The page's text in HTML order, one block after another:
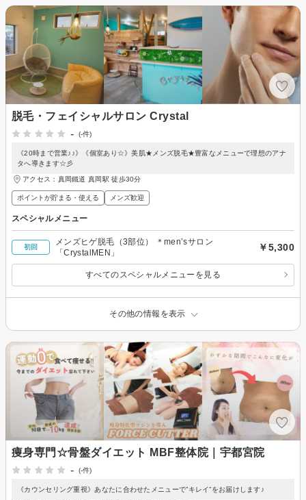
脱毛・フェイシャルサロン Crystal
-
(-件)
《20時まで営業♪♪》《個室あり☆》美肌★メンズ脱毛★豊富なメニューで理想のアナ
タへ導きます☆彡
アクセス：真岡鐵道 真岡駅 徒歩30分
ポイントが貯まる・使える メンズ歓迎
スペシャルメニュー
初回
メンズヒゲ脱毛（3部位） ＊men’sサロン
「CrystalMEN」
￥5,300
すべてのスペシャルメニューを見る
その他の情報を表示
痩身専門☆骨盤ダイエット MBF整体院｜宇都宮院
-
(-件)
《カウンセリング重視》あなたに合わせたメニューで”キレイ”をお届けします♪